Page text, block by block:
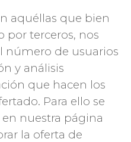
aquéllas que bien
por terceros, nos
número de usuarios
y análisis
que hacen los
Para ello se
nuestra página
la oferta de